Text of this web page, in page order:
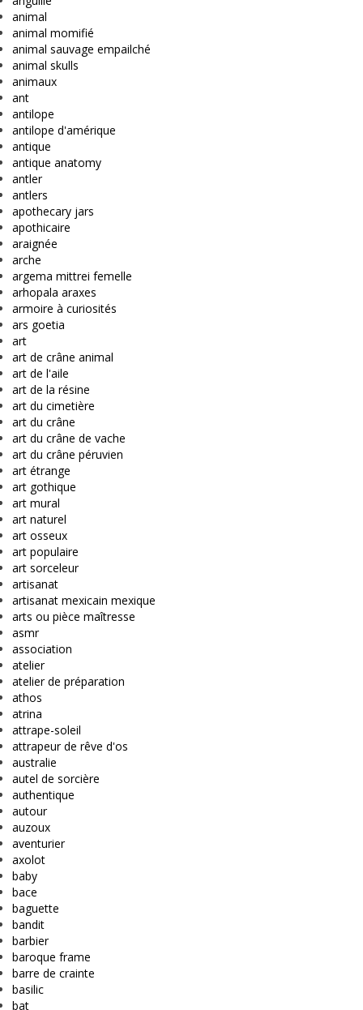
animal
animal momifié
animal sauvage empailché
animal skulls
animaux
ant
antilope
antilope d'amérique
antique
antique anatomy
antler
antlers
apothecary jars
apothicaire
araignée
arche
argema mittrei femelle
arhopala araxes
armoire à curiosités
ars goetia
art
art de crâne animal
art de l'aile
art de la résine
art du cimetière
art du crâne
art du crâne de vache
art du crâne péruvien
art étrange
art gothique
art mural
art naturel
art osseux
art populaire
art sorceleur
artisanat
artisanat mexicain mexique
arts ou pièce maîtresse
asmr
association
atelier
atelier de préparation
athos
atrina
attrape-soleil
attrapeur de rêve d'os
australie
autel de sorcière
authentique
autour
auzoux
aventurier
axolot
baby
bace
baguette
bandit
barbier
baroque frame
barre de crainte
basilic
bat